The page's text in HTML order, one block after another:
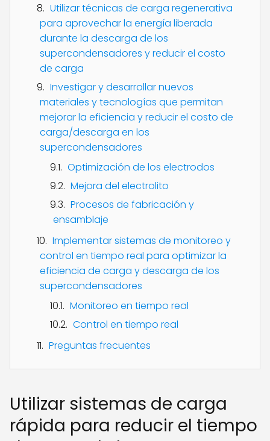
Utilizar técnicas de carga regenerativa
para aprovechar la energía liberada
durante la descarga de los
supercondensadores y reducir el costo
de carga
Investigar y desarrollar nuevos
materiales y tecnologías que permitan
mejorar la eficiencia y reducir el costo de
carga/descarga en los
supercondensadores
Optimización de los electrodos
Mejora del electrolito
Procesos de fabricación y
ensamblaje
Implementar sistemas de monitoreo y
control en tiempo real para optimizar la
eficiencia de carga y descarga de los
supercondensadores
Monitoreo en tiempo real
Control en tiempo real
Preguntas frecuentes
Utilizar sistemas de carga
rápida para reducir el tiempo